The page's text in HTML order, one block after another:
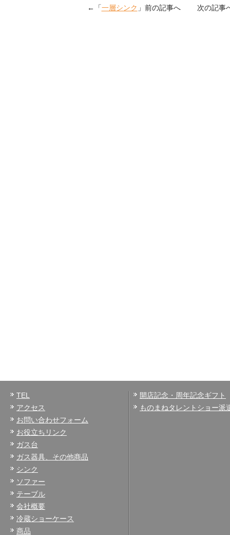
←「一層シンク 」前の記事へ 次の記事
TEL
アクセス
お問い合わせフォーム
お役立ちリンク
ガス台
ガス器具、その他商品
シンク
ソファー
テーブル
会社概要
冷蔵ショーケース
商品
開店記念・周年記念ギフト
ものまねタレントショー派